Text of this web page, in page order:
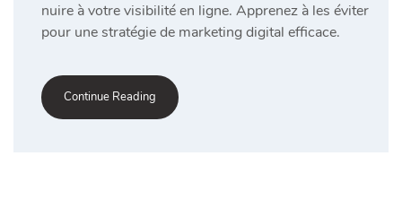
nuire à votre visibilité en ligne. Apprenez à les éviter
pour une stratégie de marketing digital efficace.
Continue Reading